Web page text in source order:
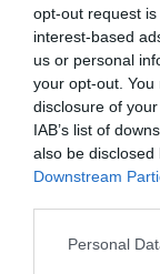
opt-out request
interest-based
us or personal
your opt-out.
disclosure of
IAB’s list of
also be
Downstream
Personal
Στις 17.15
Δημοτικό
Πειραιάς
Δημοτικό